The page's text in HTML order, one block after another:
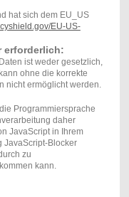
hat sich dem EU_US
EU-US-
erforderlich:
ist weder gesetzlich,
ohne die korrekte
nicht ermöglicht werden.
Programmiersprache
daher
JavaScript in Ihrem
JavaScript-Blocker
zu
kann.